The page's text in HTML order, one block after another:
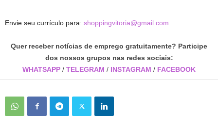
Envie seu currículo para: shoppingvitoria@gmail.com
Quer receber notícias de emprego gratuitamente? Participe
dos nossos grupos nas redes sociais:
WHATSAPP / TELEGRAM / INSTAGRAM / FACEBOOK